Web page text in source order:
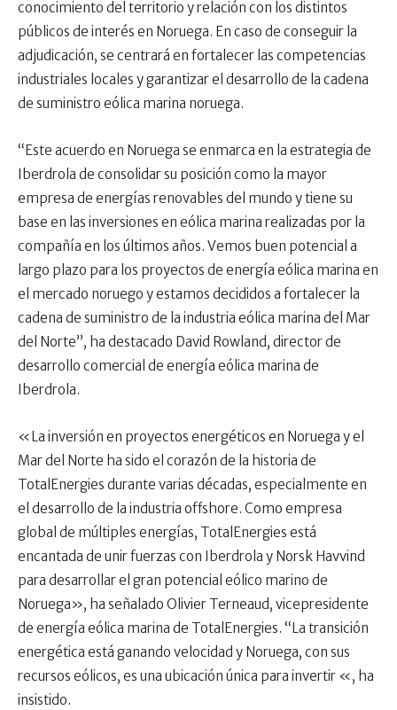
conocimiento del territorio y relación con los distintos
públicos de interés en Noruega. En caso de conseguir la
adjudicación, se centrará en fortalecer las competencias
industriales locales y garantizar el desarrollo de la cadena
de suministro eólica marina noruega.
“Este acuerdo en Noruega se enmarca en la estrategia de
Iberdrola de consolidar su posición como la mayor
empresa de energías renovables del mundo y tiene su
base en las inversiones en eólica marina realizadas por la
compañía en los últimos años. Vemos buen potencial a
largo plazo para los proyectos de energía eólica marina en
el mercado noruego y estamos decididos a fortalecer la
cadena de suministro de la industria eólica marina del Mar
del Norte”, ha destacado David Rowland, director de
desarrollo comercial de energía eólica marina de
Iberdrola.
«La inversión en proyectos energéticos en Noruega y el
Mar del Norte ha sido el corazón de la historia de
TotalEnergies durante varias décadas, especialmente en
el desarrollo de la industria offshore. Como empresa
global de múltiples energías, TotalEnergies está
encantada de unir fuerzas con Iberdrola y Norsk Havvind
para desarrollar el gran potencial eólico marino de
Noruega», ha señalado Olivier Terneaud, vicepresidente
de energía eólica marina de TotalEnergies. “La transición
energética está ganando velocidad y Noruega, con sus
recursos eólicos, es una ubicación única para invertir «, ha
insistido.